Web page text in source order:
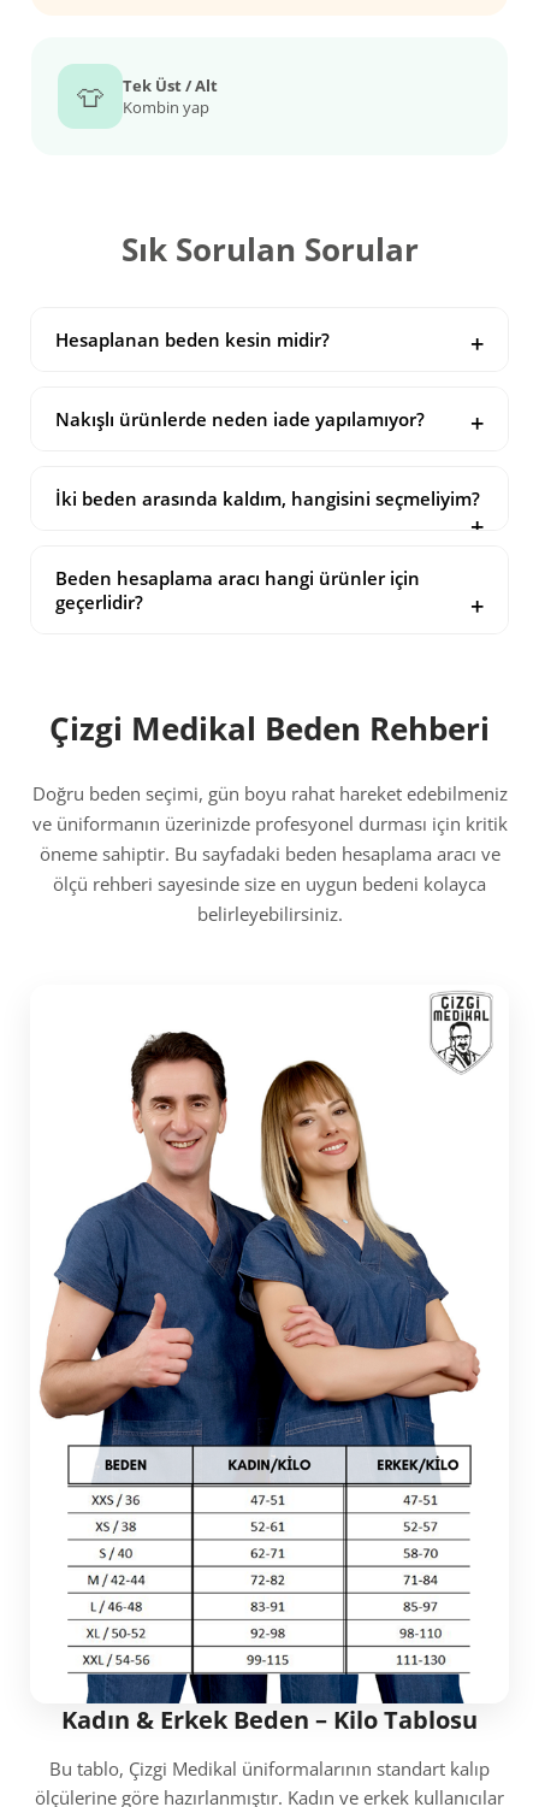
👕
Tek Üst / Alt
Kombin yap
Sık Sorulan Sorular
Hesaplanan beden kesin midir?
Nakışlı ürünlerde neden iade yapılamıyor?
İki beden arasında kaldım, hangisini seçmeliyim?
Beden hesaplama aracı hangi ürünler için
geçerlidir?
Çizgi Medikal Beden Rehberi
Doğru beden seçimi, gün boyu rahat hareket edebilmeniz
ve üniformanın üzerinizde profesyonel durması için kritik
öneme sahiptir. Bu sayfadaki beden hesaplama aracı ve
ölçü rehberi sayesinde size en uygun bedeni kolayca
belirleyebilirsiniz.
Kadın & Erkek Beden – Kilo Tablosu
Bu tablo, Çizgi Medikal üniformalarının standart kalıp
ölçülerine göre hazırlanmıştır. Kadın ve erkek kullanıcılar